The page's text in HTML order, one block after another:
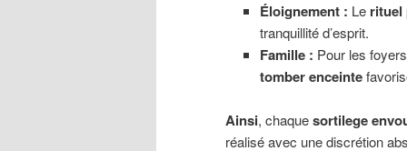
Éloignement : Le rituel
tranquillité d’esprit.
Famille : Pour les
tomber enceinte
Ainsi, chaquesortilege
réalisé avec une discrétion